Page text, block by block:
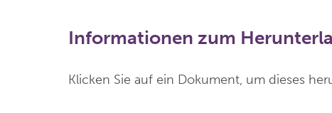
Informationen zum
Klicken Sie auf ein Dokument, um dieses